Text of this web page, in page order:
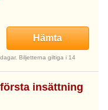
Hämta
Biljetterna giltiga i 14
insättning